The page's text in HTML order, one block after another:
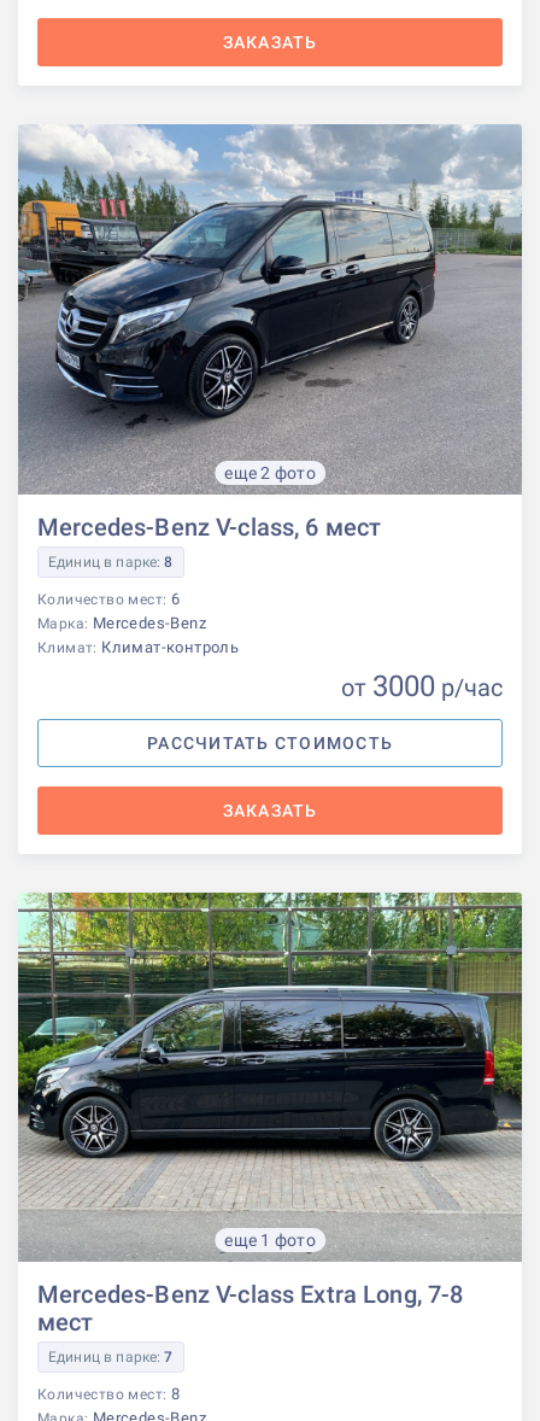
ЗАКАЗАТЬ
еще 2 фото
Mercedes-Benz V-class, 6 мест
Единиц в парке:8
Количество мест: 6
Марка: Mercedes-Benz
Климат: Климат-контроль
от 3000 р/час
РАССЧИТАТЬ СТОИМОСТЬ
ЗАКАЗАТЬ
еще 1 фото
Mercedes-Benz V-class Extra Long, 7-8
мест
Единиц в парке:7
Количество мест: 8